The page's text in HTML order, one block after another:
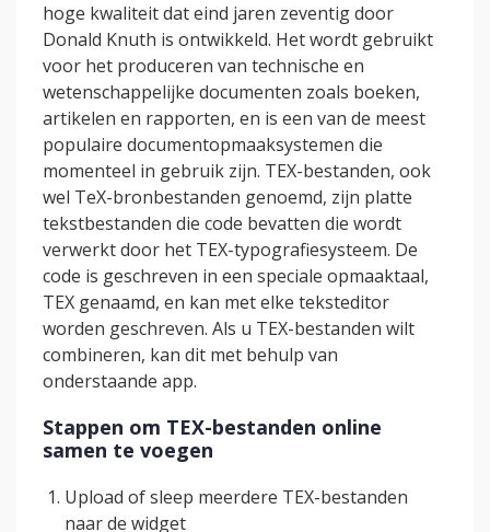
hoge kwaliteit dat eind jaren zeventig door
Donald Knuth is ontwikkeld. Het wordt gebruikt
voor het produceren van technische en
wetenschappelijke documenten zoals boeken,
artikelen en rapporten, en is een van de meest
populaire documentopmaaksystemen die
momenteel in gebruik zijn. TEX-bestanden, ook
wel TeX-bronbestanden genoemd, zijn platte
tekstbestanden die code bevatten die wordt
verwerkt door het TEX-typografiesysteem. De
code is geschreven in een speciale opmaaktaal,
TEX genaamd, en kan met elke teksteditor
worden geschreven. Als u TEX-bestanden wilt
combineren, kan dit met behulp van
onderstaande app.
Stappen om TEX-bestanden online
samen te voegen
Upload of sleep meerdere TEX-bestanden
naar de widget